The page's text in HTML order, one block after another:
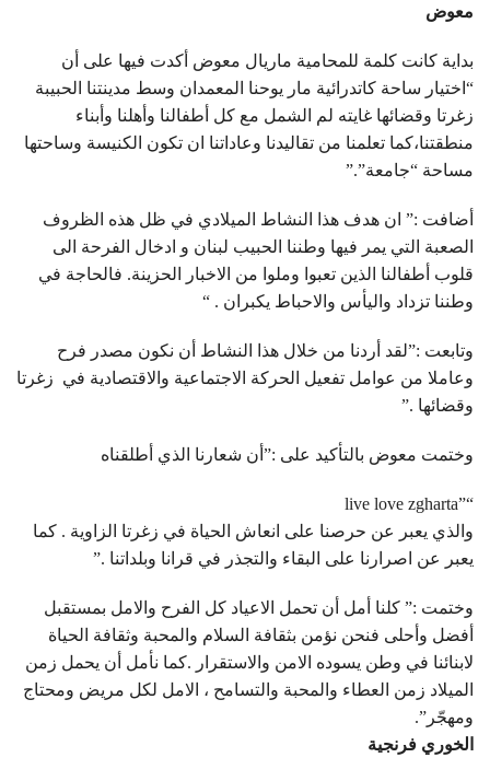
معوض
بداية كانت كلمة للمحامية ماريال معوض أكدت فيها على أن
“اختيار ساحة كاتدرائية مار يوحنا المعمدان وسط مدينتنا الحبيبة
زغرتا وقضائها غايته لم الشمل مع كل أطفالنا وأهلنا وأبناء
منطقتنا،كما تعلمنا من تقاليدنا وعاداتنا ان تكون الكنيسة وساحتها
مساحة “جامعة”.”
أضافت :” ان هدف هذا النشاط الميلادي في ظل هذه الظروف
الصعبة التي يمر فيها وطننا الحبيب لبنان و ادخال الفرحة الى
قلوب أطفالنا الذين تعبوا وملوا من الاخبار الحزينة. فالحاجة في
وطننا تزداد واليأس والاحباط يكبران . “
وتابعت :”لقد أردنا من خلال هذا النشاط أن نكون مصدر فرح
وعاملا من عوامل تفعيل الحركة الاجتماعية والاقتصادية في زغرتا
وقضائها .”
وختمت معوض بالتأكيد على :”أن شعارنا الذي أطلقناه
“”live love zgharta
والذي يعبر عن حرصنا على انعاش الحياة في زغرتا الزاوية . كما
يعبر عن اصرارنا على البقاء والتجذر في قرانا وبلداتنا .”
وختمت :” كلنا أمل أن تحمل الاعياد كل الفرح والامل بمستقبل
أفضل وأحلى فنحن نؤمن بثقافة السلام والمحبة وثقافة الحياة
لابنائنا في وطن يسوده الامن والاستقرار .كما نأمل أن يحمل زمن
الميلاد زمن العطاء والمحبة والتسامح ، الامل لكل مريض ومحتاج
ومهجّر”.
الخوري فرنجية